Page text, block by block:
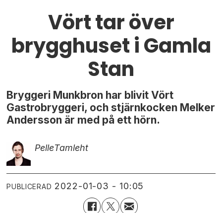
Vört tar över
brygghuset i Gamla
Stan
Bryggeri Munkbron har blivit Vört
Gastrobryggeri, och stjärnkocken Melker
Andersson är med på ett hörn.
PelleTamleht
PUBLICERAD 2022-01-03 - 10:05